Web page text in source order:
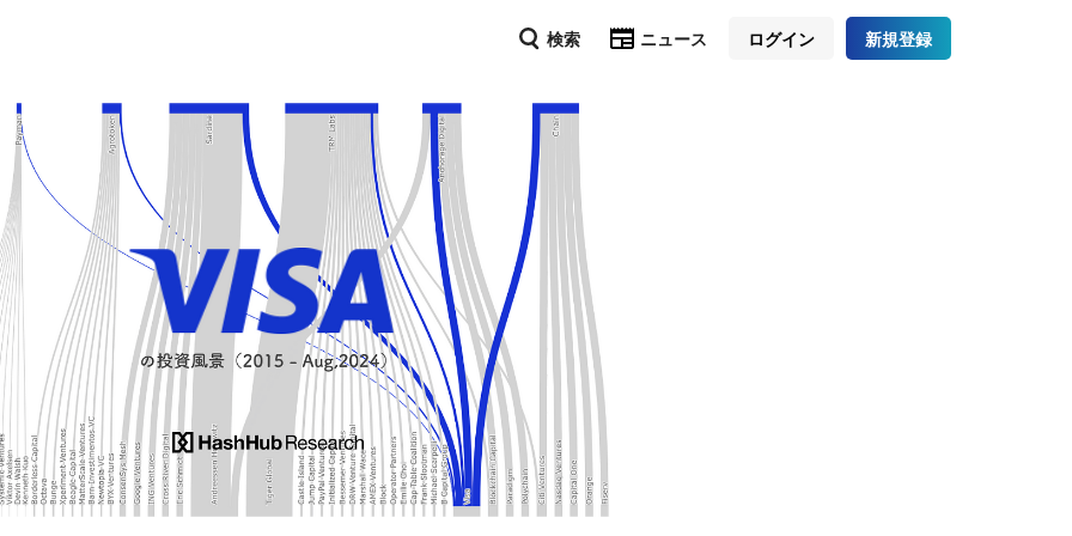
検索 ニュース ログイン 新規登録